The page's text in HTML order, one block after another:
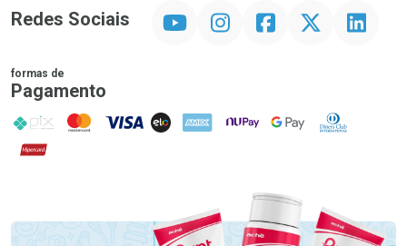
Redes Sociais InstagramFacebookTwitter Linkedin
formas de
Pagamento
PIX MasterCard
VISA ELO AMEX NuPay Google PayDiners Club
Hipercard
Promoção em Destaque